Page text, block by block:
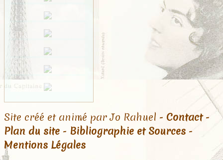
Site créé et animé par Jo Rahuel - Contact-
Plan du site - Bibliographie et Sources -
Mentions Légales